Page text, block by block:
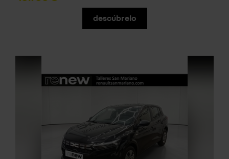
descúbrelo